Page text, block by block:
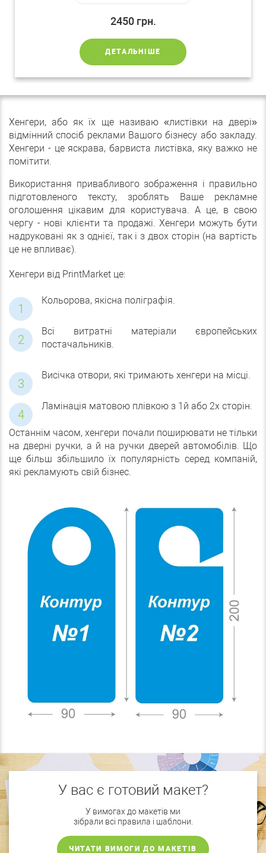
2450 грн.
ДЕТАЛЬНІШЕ
Хенгери, або як їх ще називаю «листівки на двері»
відмінний спосіб реклами Вашого бізнесу або закладу.
Хенгери - це яскрава, барвиста листівка, яку важко не
помітити.
Використання привабливого зображення і правильно
підготовленого тексту, зроблять Ваше рекламне
оголошення цікавим для користувача. А це, в свою
чергу - нові клієнти та продажі. Хенгери можуть бути
надруковані як з однієї, так і з двох сторін (на вартість
це не впливає).
Хенгери від PrintMarket це:
Кольорова, якісна поліграфія.
Всі витратні матеріали європейських
постачальників.
Висічка отвори, які тримають хенгери на місці.
Ламінація матовою плівкою з 1й або 2х сторін.
Останнім часом, хенгери почали поширювати не тільки
на дверні ручки, а й на ручки дверей автомобілів. Що
ще більш збільшило їх популярність серед компаній,
які рекламують свій бізнес.
У вас є готовий макет?
У вимогах до макетів ми
зібрали всі правила і шаблони.
ЧИТАТИ ВИМОГИ ДО МАКЕТІВ